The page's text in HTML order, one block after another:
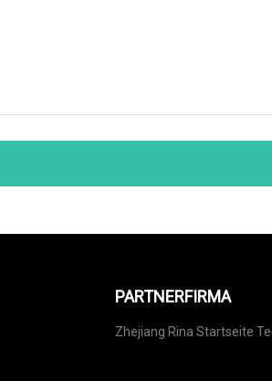
PARTNERFIRMA
Zhejiang Rina Startseite